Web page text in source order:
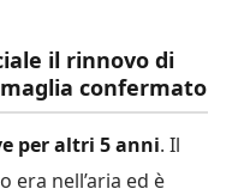
il rinnovo di
confermato
per altri 5 anni. Il
nell’aria ed è